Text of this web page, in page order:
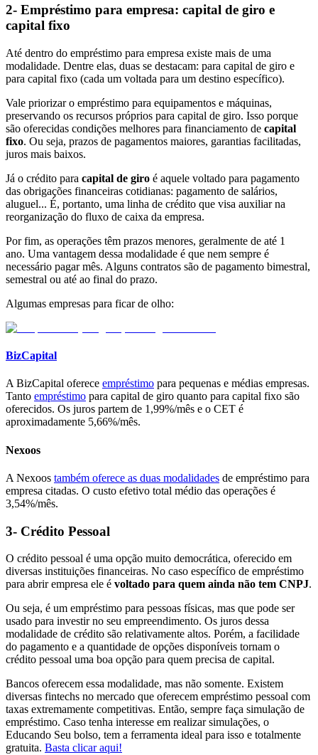
2- Empréstimo para empresa: capital de giro e
capital fixo
Até dentro do empréstimo para empresa existe mais de uma
modalidade. Dentre elas, duas se destacam: para capital de giro e
para capital fixo (cada um voltada para um destino específico).
Vale priorizar o empréstimo para equipamentos e máquinas,
preservando os recursos próprios para capital de giro. Isso porque
são oferecidas condições melhores para financiamento de capital
fixo. Ou seja, prazos de pagamentos maiores, garantias facilitadas,
juros mais baixos.
Já o crédito para capital de giro é aquele voltado para pagamento
das obrigações financeiras cotidianas: pagamento de salários,
aluguel... É, portanto, uma linha de crédito que visa auxiliar na
reorganização do fluxo de caixa da empresa.
Por fim, as operações têm prazos menores, geralmente de até 1
ano. Uma vantagem dessa modalidade é que nem sempre é
necessário pagar mês. Alguns contratos são de pagamento bimestral,
semestral ou até ao final do prazo.
Algumas empresas para ficar de olho:
BizCapital
A BizCapital oferece empréstimo para pequenas e médias empresas.
Tanto empréstimo para capital de giro quanto para capital fixo são
oferecidos. Os juros partem de 1,99%/mês e o CET é
aproximadamente 5,66%/mês.
Nexoos
A Nexoos também oferece as duas modalidades de empréstimo para
empresa citadas. O custo efetivo total médio das operações é
3,54%/mês.
3- Crédito Pessoal
O crédito pessoal é uma opção muito democrática, oferecido em
diversas instituições financeiras. No caso específico de empréstimo
para abrir empresa ele é voltado para quem ainda não tem CNPJ.
Ou seja, é um empréstimo para pessoas físicas, mas que pode ser
usado para investir no seu empreendimento. Os juros dessa
modalidade de crédito são relativamente altos. Porém, a facilidade
do pagamento e a quantidade de opções disponíveis tornam o
crédito pessoal uma boa opção para quem precisa de capital.
Bancos oferecem essa modalidade, mas não somente. Existem
diversas fintechs no mercado que oferecem empréstimo pessoal com
taxas extremamente competitivas. Então, sempre faça simulação de
empréstimo. Caso tenha interesse em realizar simulações, o
Educando Seu bolso, tem a ferramenta ideal para isso e totalmente
gratuita. Basta clicar aqui!